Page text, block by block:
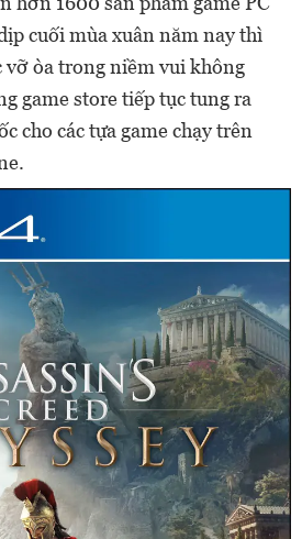
cuối mùa xuân năm nay thì
vỡ òa trong niềm vui không
game store tiếp tục tung ra
cho các tựa game chạy trên